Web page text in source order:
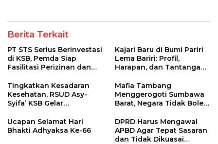
Berita Terkait
PT STS Serius Berinvestasi
di KSB, Pemda Siap
Fasilitasi Perizinan dan
Regulasi
Kajari Baru di Bumi Pariri
Lema Bariri: Profil,
Harapan, dan Tantangan
Tingkatkan Kesadaran
Kesehatan, RSUD Asy-
Syifa’ KSB Gelar
Melitus pada Lansia
Mafia Tambang
Menggerogoti Sumbawa
Barat, Negara Tidak Boleh
hingga WNA
Ucapan Selamat Hari
Bhakti Adhyaksa Ke-66
DPRD Harus Mengawal
APBD Agar Tepat Sasaran
dan Tidak Dikuasai